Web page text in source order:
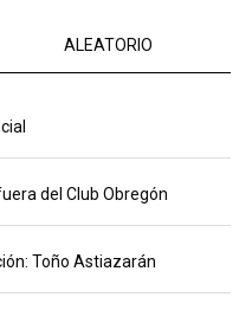
ALEATORIO
del Club Obregón
Toño Astiazarán